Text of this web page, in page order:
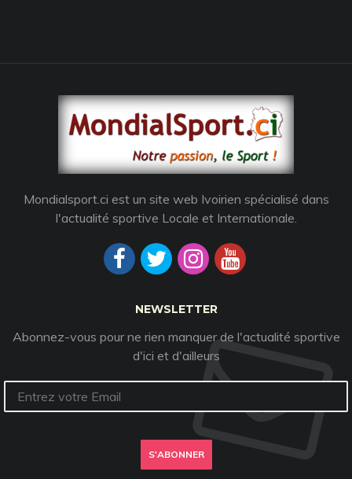
Mondialsport.ci est un site web Ivoirien spécialisé dans
l'actualité sportive Locale et Internationale.
NEWSLETTER
Abonnez-vous pour ne rien manquer de l'actualité sportive
d'ici et d'ailleurs
S'ABONNER